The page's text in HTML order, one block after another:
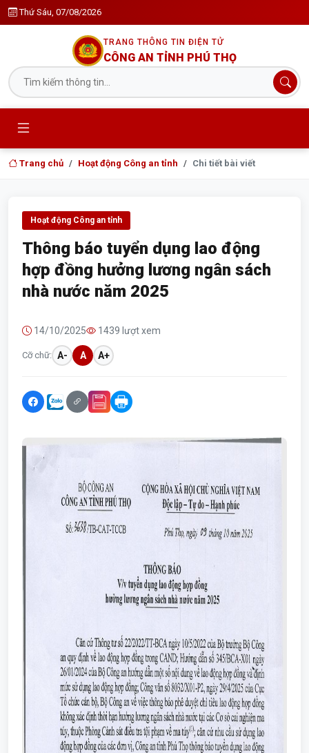
Thứ Sáu, 07/08/2026
TRANG THÔNG TIN ĐIỆN TỬ
CÔNG AN TỈNH PHÚ THỌ
Trang chủ Hoạt động Công an tỉnh Chi tiết bài viết
Hoạt động Công an tỉnh
Thông báo tuyển dụng lao động
hợp đồng hưởng lương ngân sách
nhà nước năm 2025
14/10/2025 1439 lượt xem
Cỡ chữ: A- A A+